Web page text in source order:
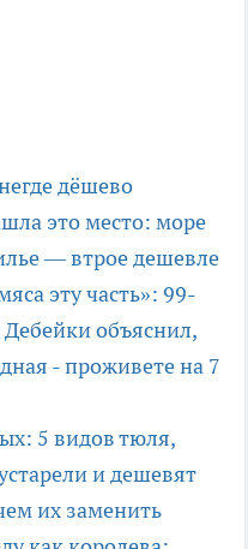
дёшево
это место: море
— втрое дешевле
эту часть»: 99-
объяснил,
- проживете на 7
5 видов тюля,
и дешевят
их заменить